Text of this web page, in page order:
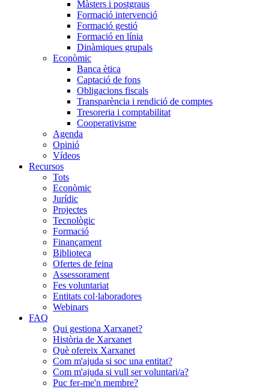
Màsters i postgraus
Formació intervenció
Formació gestió
Formació en línia
Dinàmiques grupals
Econòmic
Banca ètica
Captació de fons
Obligacions fiscals
Transparència i rendició de comptes
Tresoreria i comptabilitat
Cooperativisme
Agenda
Opinió
Vídeos
Recursos
Tots
Econòmic
Jurídic
Projectes
Tecnològic
Formació
Finançament
Biblioteca
Ofertes de feina
Assessorament
Fes voluntariat
Entitats col·laboradores
Webinars
FAQ
Qui gestiona Xarxanet?
Història de Xarxanet
Què ofereix Xarxanet
Com m'ajuda si soc una entitat?
Com m'ajuda si vull ser voluntari/a?
Puc fer-me'n membre?